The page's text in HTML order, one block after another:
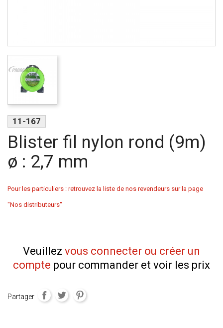
11-167
Blister fil nylon rond (9m)
ø : 2,7 mm
Pour les particuliers : retrouvez la liste de nos revendeurs sur la page
"Nos distributeurs"
Veuillez vous connecter ou créer un
compte pour commander et voir les prix
Partager